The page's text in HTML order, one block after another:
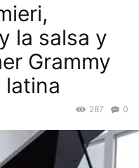
la salsa y
Grammy
latina
0
287